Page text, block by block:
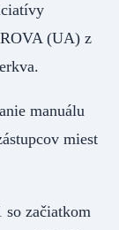
(UA) z
manuálu
miest
so začiatkom